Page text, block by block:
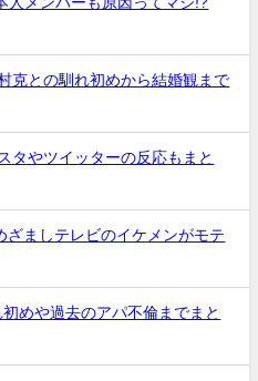
克との馴れ初めから結婚観まで
タやツイッターの反応もまと
ましテレビのイケメンがモテ
めや過去のアパ不倫までまと